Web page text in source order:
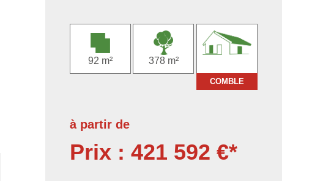
92 m² 378 m²
COMBLE
à partir de
Prix : 421 592 €*